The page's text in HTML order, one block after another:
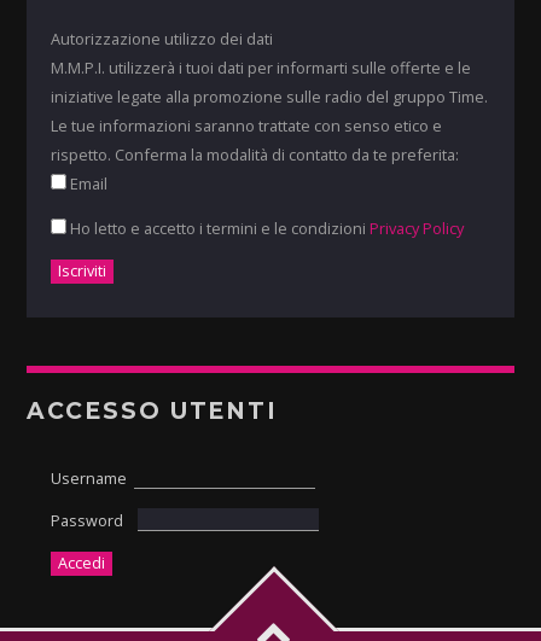
Autorizzazione utilizzo dei dati
M.M.P.I. utilizzerà i tuoi dati per informarti sulle offerte e le
iniziative legate alla promozione sulle radio del gruppo Time.
Le tue informazioni saranno trattate con senso etico e
rispetto. Conferma la modalità di contatto da te preferita:
Email
Ho letto e accetto i termini e le condizioni Privacy Policy
ACCESSO UTENTI
Username
Password